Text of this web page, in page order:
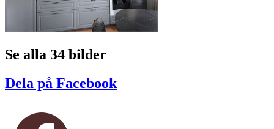
Se alla 34 bilder
Dela på Facebook